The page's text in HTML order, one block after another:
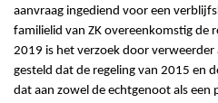
aanvraag ingediend voor een
familielid van ZK overeenkomstig de
2019 is het verzoek door
gesteld dat de regeling van 2015 en
dat aan zowel de echtgenoot als